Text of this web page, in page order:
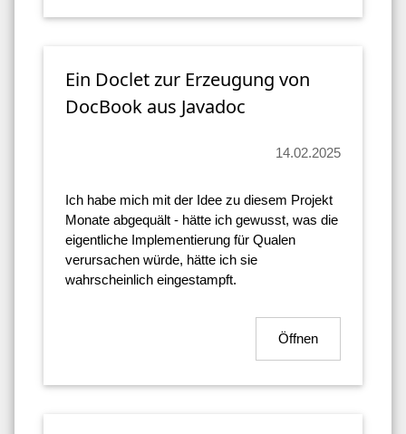
Ein Doclet zur Erzeugung von
DocBook aus Javadoc
14.02.2025
Ich habe mich mit der Idee zu diesem Projekt
Monate abgequält - hätte ich gewusst, was die
eigentliche Implementierung für Qualen
verursachen würde, hätte ich sie
wahrscheinlich eingestampft.
Öffnen